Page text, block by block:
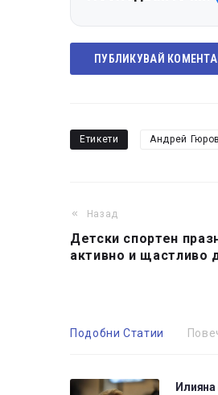
ПУБЛИКУВАЙ
Етикети Андрей Гюров
Назад
Детски спортен
активно и щастливо
Подобни Статии